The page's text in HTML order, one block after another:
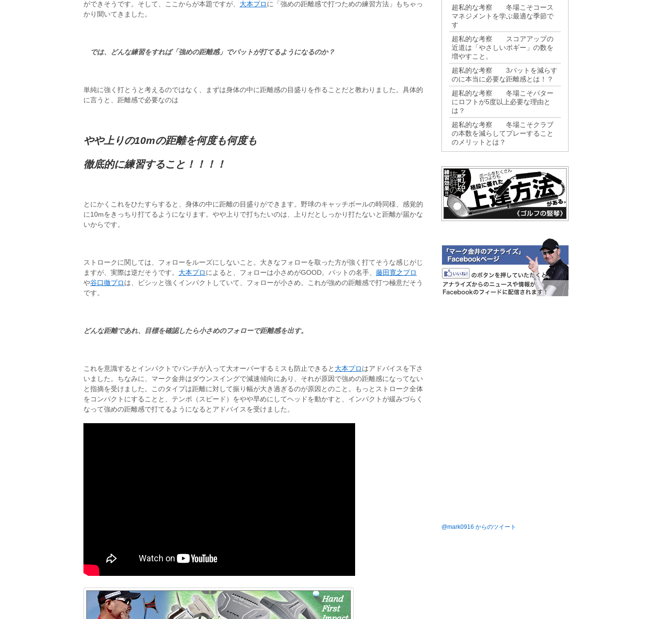
ができそうです。そして、ここからが本題ですが、 大本プロに「強めの距離感で打つための練習方法」もちゃっ
かり聞いてきました。
では、どんな練習をすれば「強めの距離感」でパットが打てるようになるのか？
単純に強く打とうと考えるのではなく、まずは身体の中に距離感の目盛りを作ることだと教わりました。具体的
に言うと、距離感で必要なのは
やや上りの10mの距離を何度も何度も
徹底的に練習すること！！！！
とにかくこれをひたすらすると、身体の中に距離の目盛りができます。野球のキャッチボールの時同様、感覚的
に10mをきっちり打てるようになります。やや上りで打ちたいのは、上りだとしっかり打たないと距離が届かな
いからです。
ストロークに関しては、フォローをルーズにしないこと。大きなフォローを取った方が強く打てそうな感じがじ
ますが、実際は逆だそうです。 大本プロによると、フォローは小さめがGOOD。パットの名手、 藤田寛之プロ
や谷口徹プロは、ビシッと強くインパクトしていて、フォローが小さめ。これが強めの距離感で打つ極意だそう
です。
どんな距離であれ、目標を確認したら小さめのフォローで距離感を出す。
これを意識するとインパクトでパンチが入って大オーバーするミスも防止できると 大本プロはアドバイスを下さ
いました。ちなみに、マーク金井はダウンスイングで減速傾向にあり、それが原因で強めの距離感になってない
と指摘を受けました。このタイプは距離に対して振り幅が大き過ぎるのが原因とのこと。もっとストローク全体
をコンパクトにすることと、テンポ（スピード）をやや早めにしてヘッドを動かすと、インパクトが緩みづらく
なって強めの距離感で打てるようになるとアドバイスを受けました。
超私的な考察 冬場こそコース
マネジメントを学ぶ最適な季節で
す
超私的な考察 スコアアップの
近道は「やさしいボギー」の数を
増やすこと。
超私的な考察 3パットを減らす
のに本当に必要な距離感とは！？
超私的な考察 冬場こそパター
にロフトが5度以上必要な理由と
は？
超私的な考察 冬場こそクラブ
の本数を減らしてプレーすること
のメリットとは？
@mark0916 からのツイート